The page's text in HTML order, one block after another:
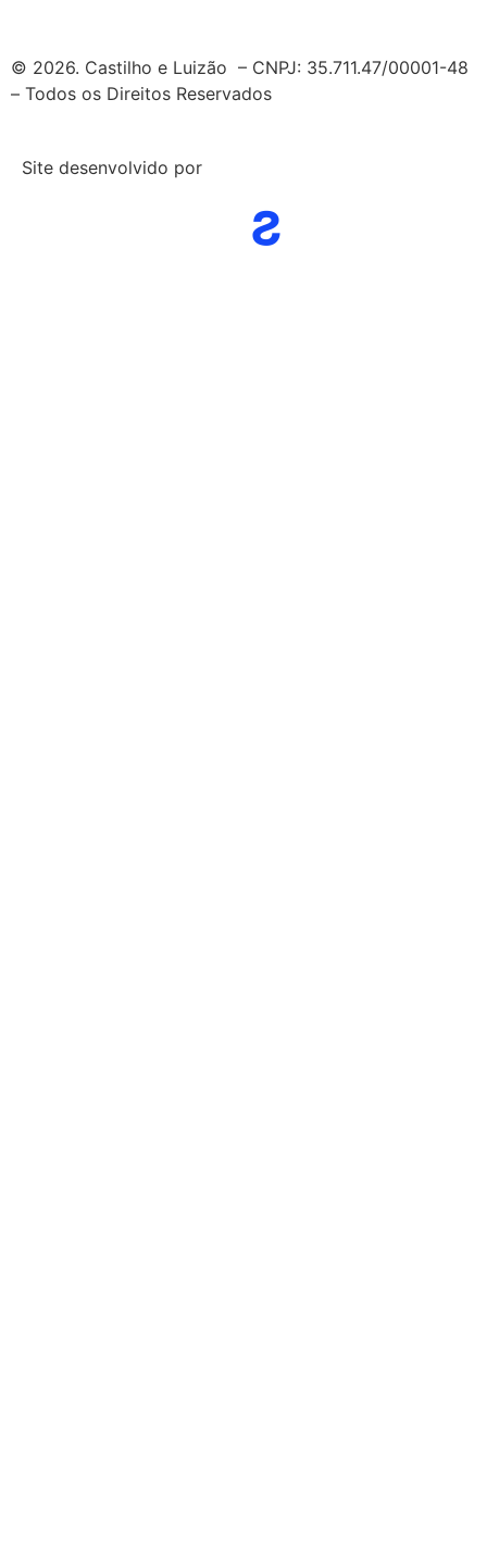
© 2026. Castilho e Luizão – CNPJ: 35.711.47/00001-48
– Todos os Direitos Reservados
Site desenvolvido por